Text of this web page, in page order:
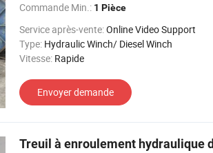
Commande Min.: 1 Pièce
Service après-vente:Online Video Support
Type: Hydraulic Winch/ Diesel Winch
Vitesse: Rapide
Envoyer demande
Treuil à enroulement hydraulique